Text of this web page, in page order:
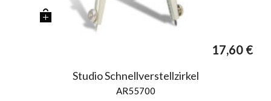
17,60 €
Studio Schnellverstellzirkel
AR55700